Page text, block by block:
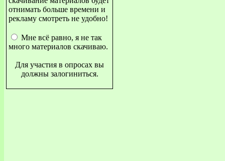
отнимать больше времени и
рекламу смотреть не удобно!
Мне всё равно, я не так
много материалов скачиваю.
Для участия в опросах вы
должны залогиниться.